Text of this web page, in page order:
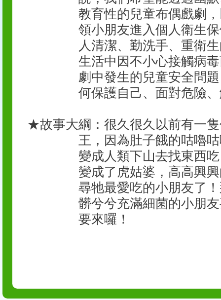
教育性的兒童布偶戲劇
領小朋友進入個人衛生
人清潔、勤洗手、重衛
生活中因不小心接觸病
劇中發生的兒童安全問
何保護自己、面對危險
★故事大綱：很久很久以前有一
王 ，因為肚子餓的咕嚕
變成人類下山去找東西
變成了 虎姑婆 ，高高興
尋牠最愛吃的小朋友了！
髒兮兮充滿細菌的小朋
要來囉！